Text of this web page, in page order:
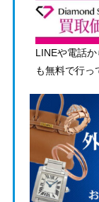
LINEや電話
も無料で行っ